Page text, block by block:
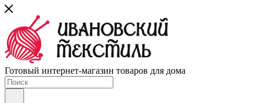
Готовый интернет-магазин товаров для дома